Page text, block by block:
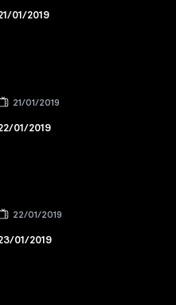
01/2019
21/01/2019
01/2019
22/01/2019
01/2019